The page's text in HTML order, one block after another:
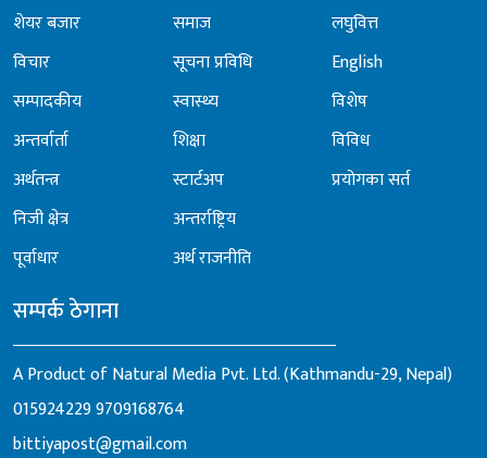
शेयर बजार
विचार
सम्पादकीय
अन्तर्वार्ता
अर्थतन्त्र
निजी क्षेत्र
पूर्वाधार
समाज
सूचना प्रविधि
स्वास्थ्य
शिक्षा
स्टार्टअप
अन्तर्राष्ट्रिय
अर्थ राजनीति
लघुवित्त
English
विशेष
विविध
प्रयोगका सर्त
सम्पर्क ठेगाना
A Product of Natural Media Pvt. Ltd. (Kathmandu-29, Nepal)
0159242299709168764
bittiyapost@gmail.com